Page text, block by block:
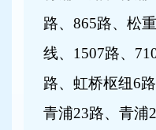
路、865路、松
线、1507路、
路、虹桥枢纽6
青浦23路、青浦